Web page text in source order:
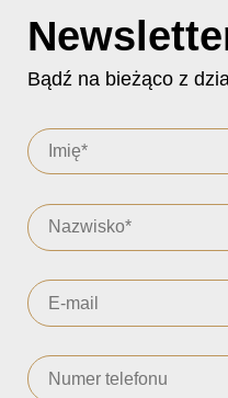
Bądź na bieżąco z